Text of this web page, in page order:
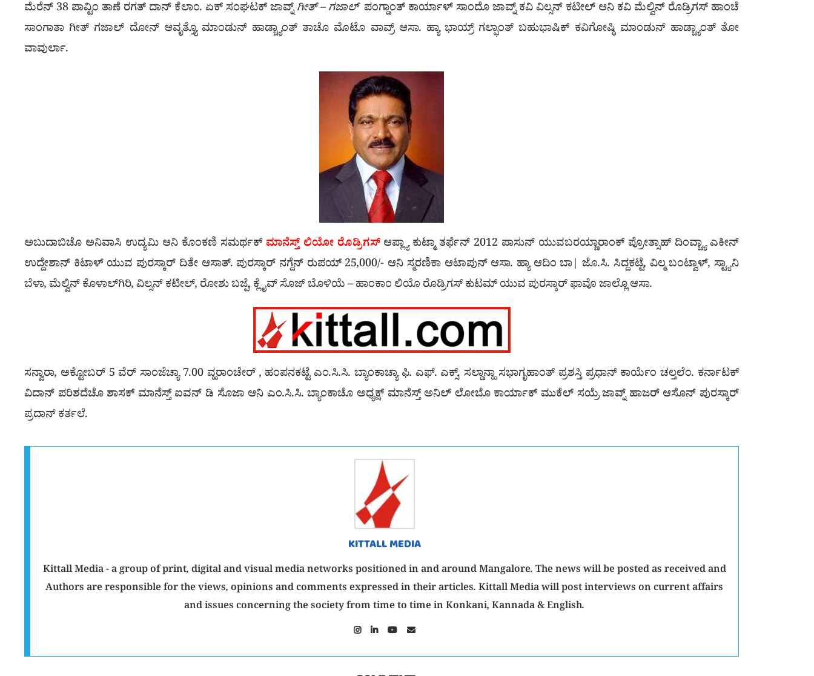
ಮೆರೆನ್ 38 ಪಾವ್ಟಿಂ ತಾಣೆ ರಗತ್ ದಾನ್ ಕೆಲಾಂ. ಏಕ್ ಸಂಘಟಕ್ ಜಾವ್ನ್ಗೀತ್ – ಗಜಾಲ್ಪಂಗ್ಡಾಂತ್ ಕಾರ್ಯಾಳ್ ಸಾಂದೊ ಜಾವ್ನ್ ಕವಿ ವಿಲ್ಸನ್ ಕಟೀಲ್ ಆನಿ ಕವಿ ಮೆಲ್ವಿನ್ ರೊಡ್ರಿಗಸ್ ಹಾಂಚೆ
ಸಾಂಗಾತಾ ಗೀತ್ ಗಜಾಲ್ ದೋನ್ ಆವೃತ್ತ್ಯೊ ಮಾಂಡುನ್ ಹಾಡ್ಚ್ಯಾಂತ್ ತಾಚೊ ಮೊಟೊ ವಾವ್ರ್ ಆಸಾ. ಹ್ಯಾ ಭಾಯ್ರ್ ಗಲ್ಫಾಂತ್ ಬಹುಭಾಷಿಕ್ ಕವಿಗೋಷ್ಠಿ ಮಾಂಡುನ್ ಹಾಡ್ಚ್ಯಾಂತ್ ತೋ
ವಾವುರ್ಲಾ.
ಅಬುದಾಬಿಚೊ ಅನಿವಾಸಿ ಉದ್ಯಮಿ ಆನಿ ಕೊಂಕಣಿ ಸಮರ್ಥಕ್ ಮಾನೆಸ್ತ್ ಲಿಯೋ ರೊಡ್ರಿಗಸ್ಆಪ್ಲ್ಯಾ ಕುಟ್ಮಾ ತರ್ಫೆನ್ 2012 ಪಾಸುನ್ ಯುವಬರಯ್ಣಾರಾಂಕ್ ಪ್ರೋತ್ಸಾಹ್ ದಿಂವ್ಚ್ಯಾ ಎಕೀನ್
ಉದ್ದೇಶಾನ್ ಕಿಟಾಳ್ ಯುವ ಪುರಸ್ಕಾರ್ ದಿತೇ ಆಸಾತ್. ಪುರಸ್ಕಾರ್ ನಗ್ದೆನ್ ರುಪಯ್ 25,000/- ಆನಿ ಸ್ಮರಣಿಕಾ ಆಟಾಪುನ್ ಆಸಾ. ಹ್ಯಾ ಆದಿಂ ಬಾ| ಜೊ.ಸಿ. ಸಿದ್ದಕಟ್ಟೆ, ವಿಲ್ಮ ಬಂಟ್ವಾಳ್, ಸ್ಟ್ಯಾನಿ
ಬೆಳಾ, ಮೆಲ್ವಿನ್ ಕೊಳಾಲ್‌ಗಿರಿ, ವಿಲ್ಸನ್ ಕಟೀಲ್, ರೋಶು ಬಜ್ಪೆ, ಕ್ಲೈವ್ ಸೊಜ್ ಬೊಳಿಯೆ – ಹಾಂಕಾಂ ಲಿಯೊ ರೊಡ್ರಿಗಸ್ ಕುಟಮ್ ಯುವ ಪುರಸ್ಕಾರ್ ಫಾವೊ ಜಾಲ್ಲೊ ಆಸಾ.
ಸನ್ವಾರಾ, ಅಕ್ಟೋಬರ್ 5 ವೆರ್ ಸಾಂಜೆಚ್ಯಾ 7.00 ವ್ಹರಾಂಚೇರ್ , ಹಂಪನಕಟ್ಟೆ ಎಂ.ಸಿ.ಸಿ. ಬ್ಯಾಂಕಾಚ್ಯಾ ಫಿ. ಎಫ್. ಎಕ್ಸ್. ಸಲ್ಡಾನ್ಹಾ ಸಭಾಗೃಹಾಂತ್ ಪ್ರಶಸ್ತಿ ಪ್ರಧಾನ್ ಕಾರ್ಯೆಂ ಚಲ್ತಲೆಂ. ಕರ್ನಾಟಕ್
ವಿದಾನ್ ಪರಿಶದೆಚೊ ಶಾಸಕ್ ಮಾನೆಸ್ತ್ ಐವನ್ ಡಿ ಸೊಜಾ ಆನಿ ಎಂ.ಸಿ.ಸಿ. ಬ್ಯಾಂಕಾಚೊ ಅಧ್ಯಕ್ಷ್ ಮಾನೆಸ್ತ್ ಅನಿಲ್ ಲೋಬೊ ಕಾರ್ಯಾಕ್ ಮುಕೆಲ್ ಸಯ್ರೆ ಜಾವ್ನ್ ಹಾಜರ್ ಆಸೊನ್ ಪುರಸ್ಕಾರ್
ಪ್ರದಾನ್ ಕರ್ತಲೆ.
KITTALL MEDIA
Kittall Media - a group of print, digital and visual media networks positioned in and around Mangalore. The news will be posted as received and
Authors are responsible for the views, opinions and comments expressed in their articles. Kittall Media will post interviews on current affairs
and issues concerning the society from time to time in Konkani, Kannada & English.